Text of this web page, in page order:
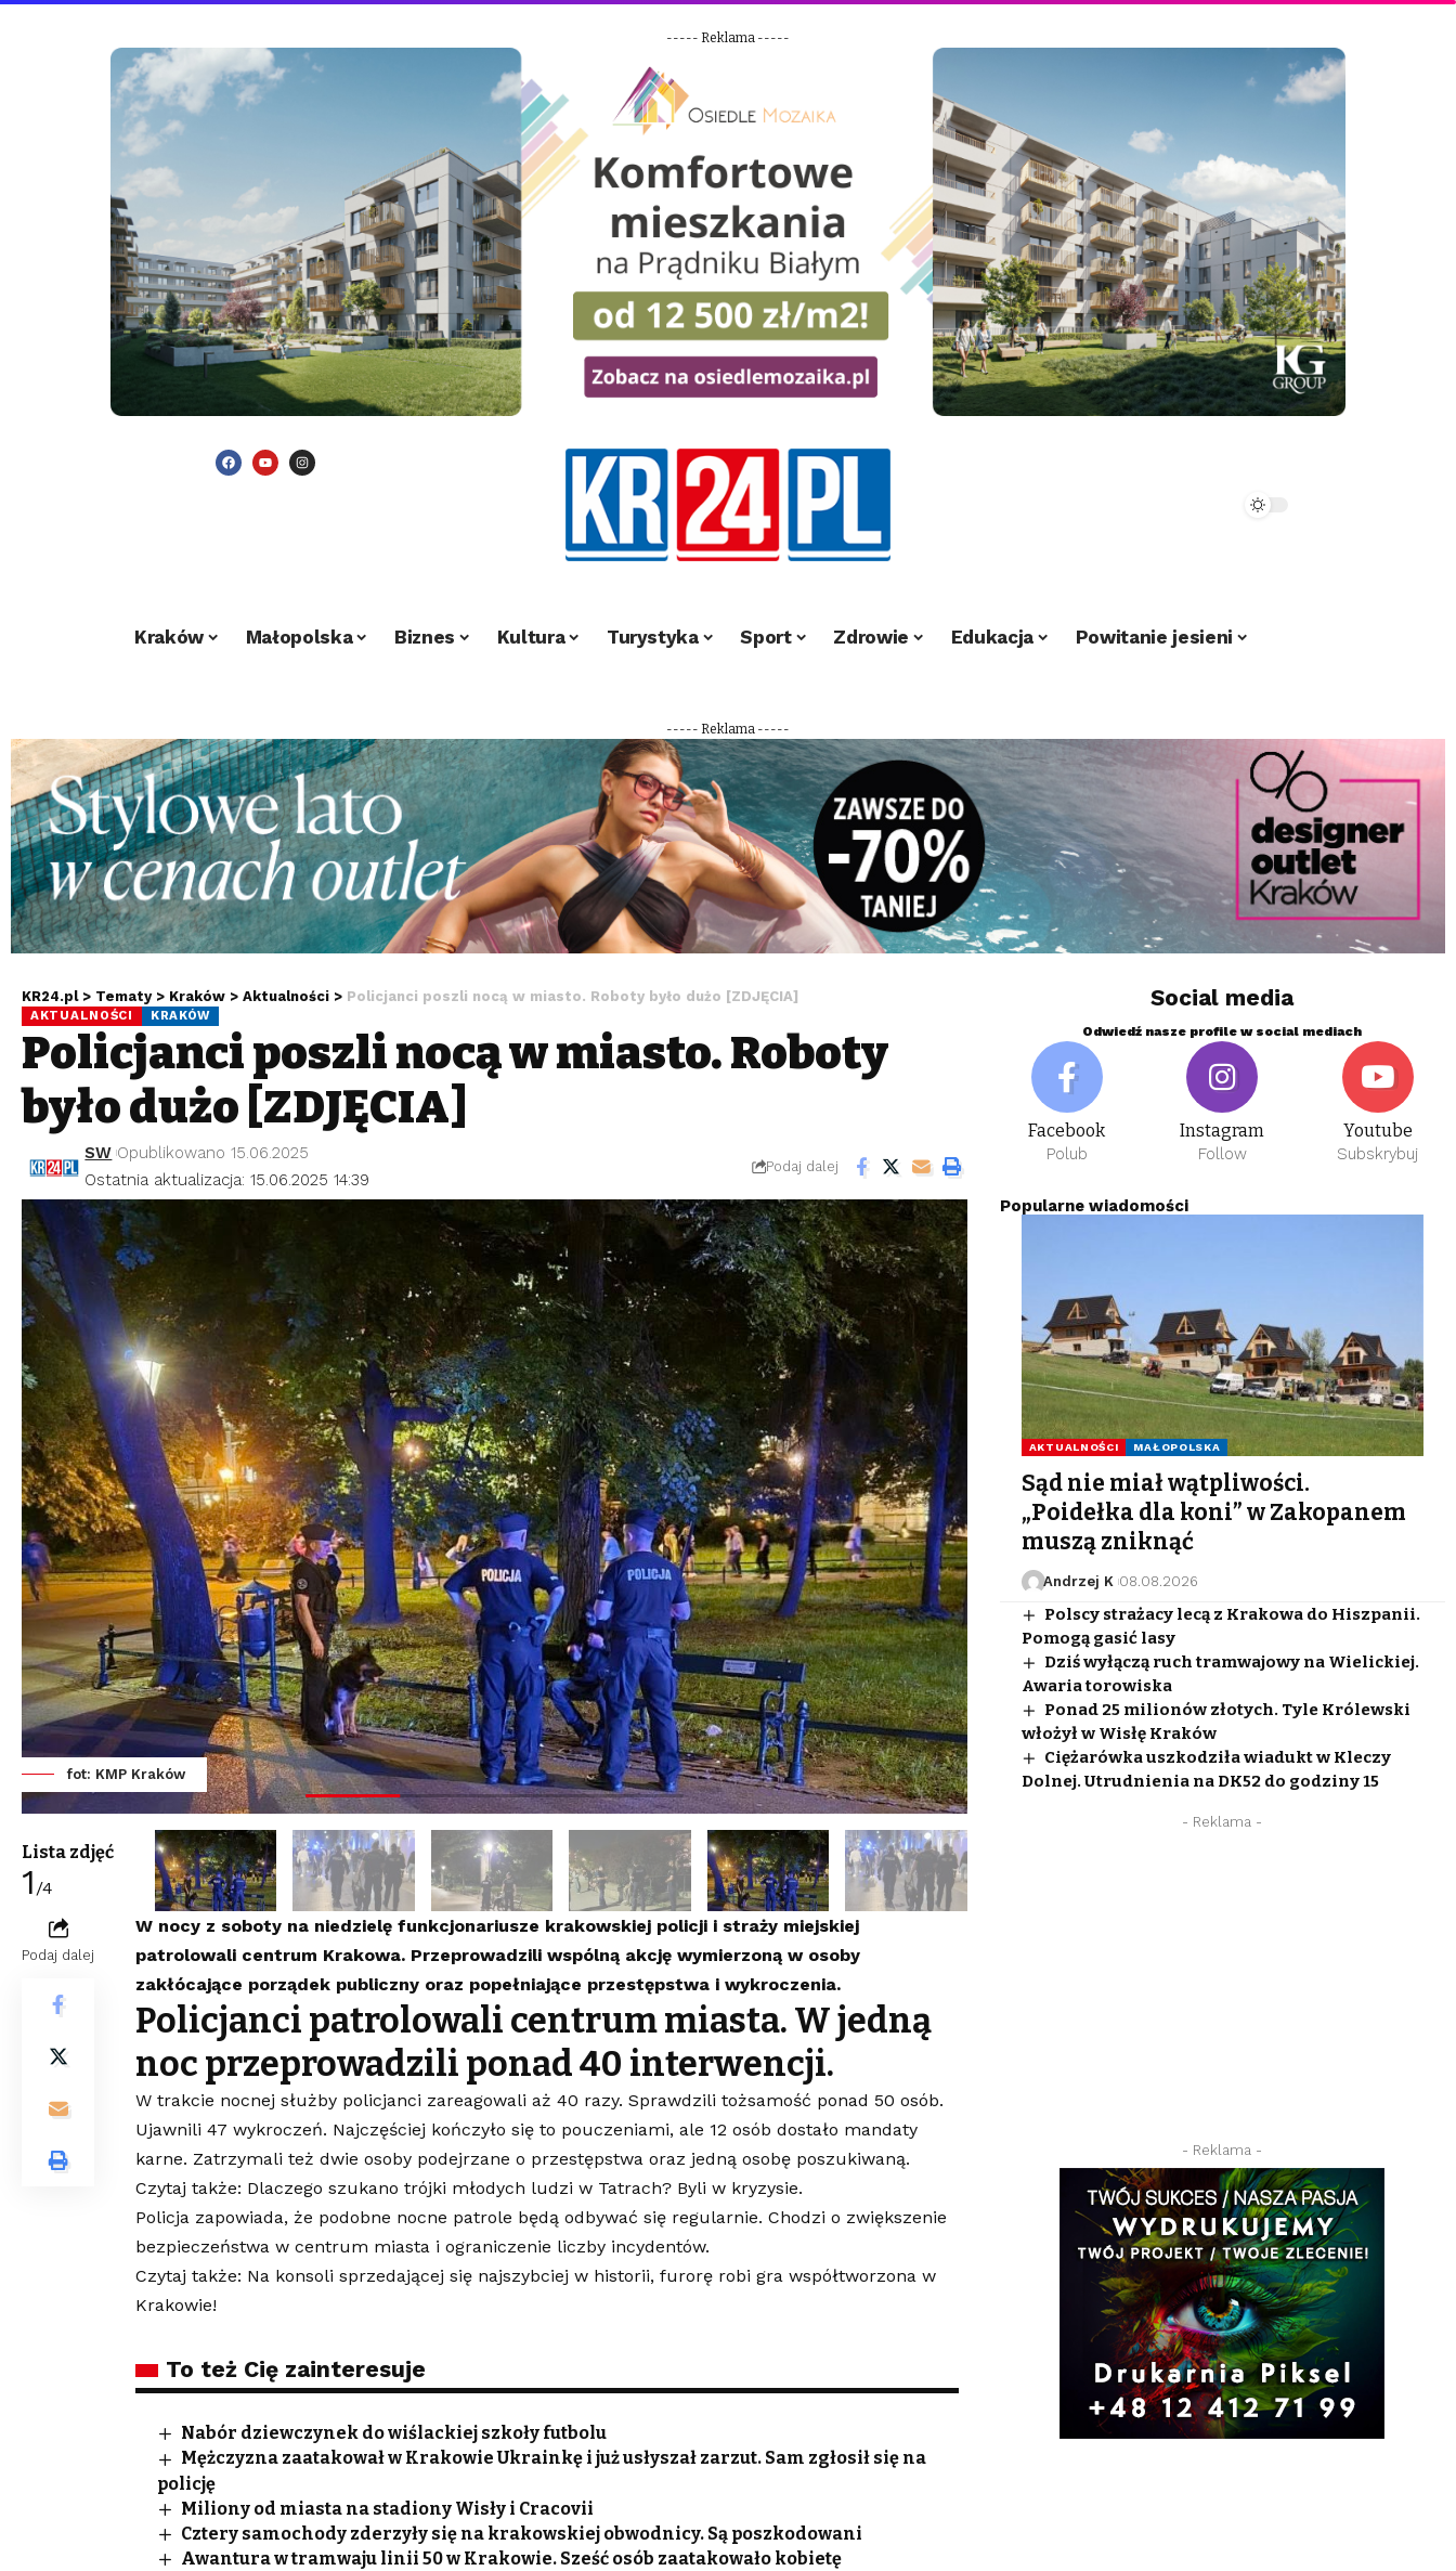
----- Reklama -----
Kraków Małopolska Biznes Kultura Turystyka Sport Zdrowie Edukacja Powitanie jesieni
----- Reklama -----
KR24.pl> Tematy> Kraków > Aktualności > Policjanci poszli nocą w miasto. Roboty było dużo [ZDJĘCIA]
AKTUALNOŚCI KRAKÓW
Policjanci poszli nocą w miasto. Roboty
było dużo [ZDJĘCIA]
Ostatnia aktualizacja: 15.06.2025 14:39
SW Opublikowano 15.06.2025
Podaj dalej
fot: KMP Kraków fot: KMP Kraków
Lista zdjęć
1 /4
Podaj dalej
W nocy z soboty na niedzielę funkcjonariusze krakowskiej policji i straży miejskiej
patrolowali centrum Krakowa. Przeprowadzili wspólną akcję wymierzoną w osoby
zakłócające porządek publiczny oraz popełniające przestępstwa i wykroczenia.
Policjanci patrolowali centrum miasta. W jedną
noc przeprowadzili ponad 40 interwencji.
W trakcie nocnej służby policjanci zareagowali aż 40 razy. Sprawdzili tożsamość ponad 50 osób.
Ujawnili 47 wykroczeń. Najczęściej kończyło się to pouczeniami, ale 12 osób dostało mandaty
karne. Zatrzymali też dwie osoby podejrzane o przestępstwa oraz jedną osobę poszukiwaną.
Czytaj także: Dlaczego szukano trójki młodych ludzi w Tatrach? Byli w kryzysie.
Policja zapowiada, że podobne nocne patrole będą odbywać się regularnie. Chodzi o zwiększenie
bezpieczeństwa w centrum miasta i ograniczenie liczby incydentów.
Czytaj także: Na konsoli sprzedającej się najszybciej w historii, furorę robi gra współtworzona w
Krakowie!
To też Cię zainteresuje
Nabór dziewczynek do wiślackiej szkoły futbolu
Mężczyzna zaatakował w Krakowie Ukrainkę i już usłyszał zarzut. Sam zgłosił się na
policję
Miliony od miasta na stadiony Wisły i Cracovii
Cztery samochody zderzyły się na krakowskiej obwodnicy. Są poszkodowani
Awantura w tramwaju linii 50 w Krakowie. Sześć osób zaatakowało kobietę
Social media
Odwiedź nasze profile w social mediach
Facebook
Polub
Instagram
Follow
Youtube
Subskrybuj
Popularne wiadomości
AKTUALNOŚCI MAŁOPOLSKA
Sąd nie miał wątpliwości.
„Poidełka dla koni” w Zakopanem
muszą zniknąć
Andrzej K 08.08.2026
Polscy strażacy lecą z Krakowa do Hiszpanii.
Pomogą gasić lasy
Dziś wyłączą ruch tramwajowy na Wielickiej.
Awaria torowiska
Ponad 25 milionów złotych. Tyle Królewski
włożył w Wisłę Kraków
Ciężarówka uszkodziła wiadukt w Kleczy
Dolnej. Utrudnienia na DK52 do godziny 15
- Reklama -
- Reklama -